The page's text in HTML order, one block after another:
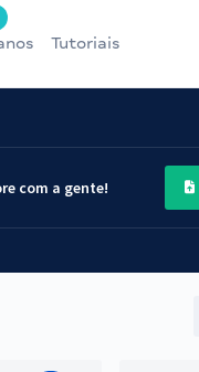
Tutoriais
com a gente!